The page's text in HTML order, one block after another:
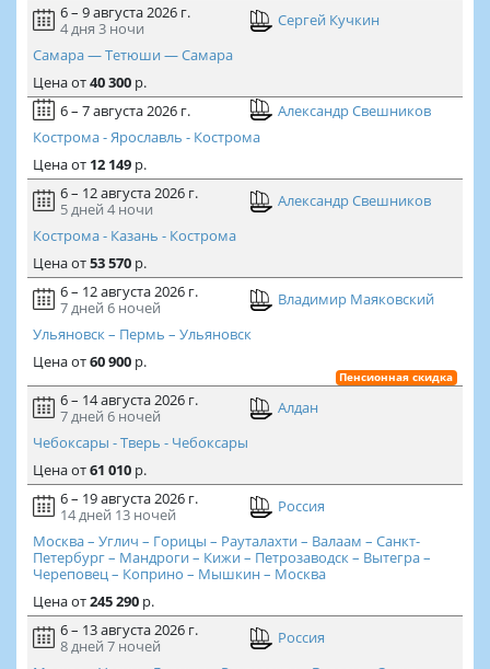
6 – 9 августа 2026 г.
4 дня 3 ночи
Сергей Кучкин
Самара — Тетюши — Самара
Ценаот40 300р.
6 – 7 августа 2026 г.
Александр Свешников
Кострома - Ярославль - Кострома
Ценаот 12 149р.
6 – 12 августа 2026 г.
5 дней 4 ночи
Александр Свешников
Кострома - Казань - Кострома
Ценаот53 570р.
6 – 12 августа 2026 г.
7 дней 6 ночей
Владимир Маяковский
Ульяновск – Пермь – Ульяновск
Ценаот60 900р.
Пенсионная скидка
6 – 14 августа 2026 г.
7 дней 6 ночей
Алдан
Чебоксары - Тверь - Чебоксары
Ценаот61 010р.
6 – 19 августа 2026 г.
14 дней 13 ночей
Россия
Москва – Углич – Горицы – Рауталахти – Валаам – Санкт-
Петербург – Мандроги – Кижи – Петрозаводск – Вытегра –
Череповец – Коприно – Мышкин – Москва
Ценаот245 290р.
6 – 13 августа 2026 г.
8 дней 7 ночей
Россия